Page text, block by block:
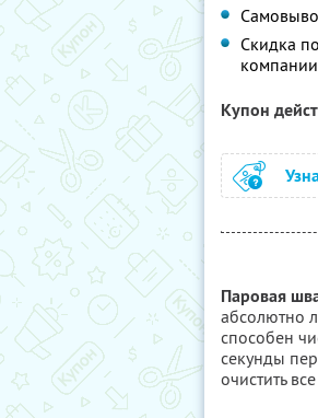
Скидка
компании
Купон
Паровая
абсолютно
способен
секунды
очистить